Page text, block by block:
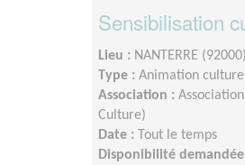
Sensibilisation
Lieu : NANTERRE (92000)
Type : Animation
Association :
Culture)
Date :
Tout le temps
Disponibilité demandée